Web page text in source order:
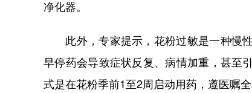
净化器。
此外，专家提示，花粉过敏是一种慢性
早停药会导致症状反复、病情加重，甚至
式是在花粉季前1至2周启动用药，遵医嘱